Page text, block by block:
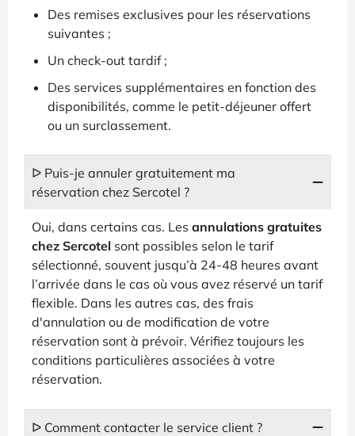
Des remises exclusives pour les réservations
suivantes ;
Un check-out tardif ;
Des services supplémentaires en fonction des
disponibilités, comme le petit-déjeuner offert
ou un surclassement.
ᐅ Puis-je annuler gratuitement ma
réservation chez Sercotel ?
Oui, dans certains cas. Les annulations gratuites
chez Sercotel sont possibles selon le tarif
sélectionné, souvent jusqu’à 24-48 heures avant
l’arrivée dans le cas où vous avez réservé un tarif
flexible. Dans les autres cas, des frais
d'annulation ou de modification de votre
réservation sont à prévoir. Vérifiez toujours les
conditions particulières associées à votre
réservation.
ᐅ Comment contacter le service client ?